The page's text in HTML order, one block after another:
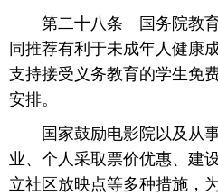
第二十八条 国务院教育
同推荐有利于未成年人健康
支持接受义务教育的学生免
安排。
国家鼓励电影院以及从事
业、个人采取票价优惠、建
立社区放映点等多种措施，